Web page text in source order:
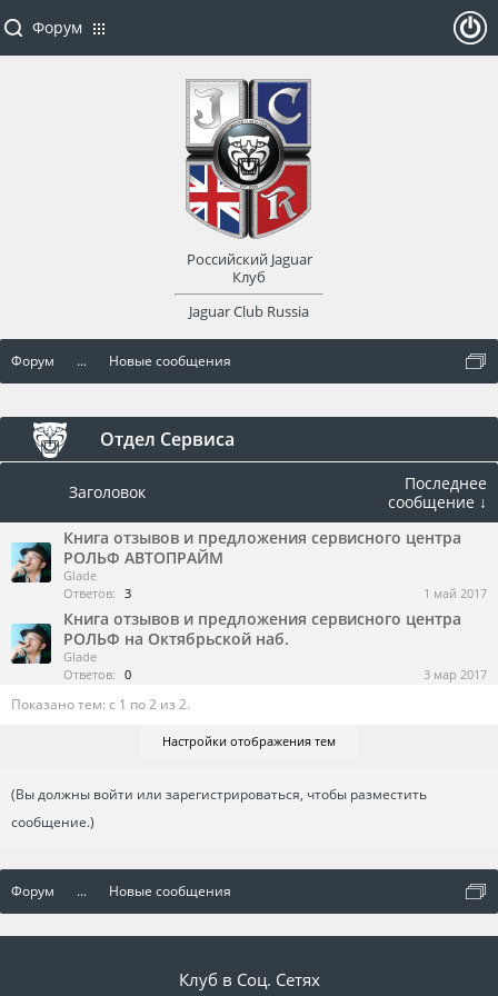
Форум ... Новые сообщения
Отдел Сервиса
Заголовок
Последнее
сообщение ↓
Книга отзывов и предложения сервисного центра
РОЛЬФ АВТОПРАЙМ
Glade
Ответов: 3 1 май 2017
Книга отзывов и предложения сервисного центра
РОЛЬФ на Октябрьской наб.
Glade
Ответов: 0 3 мар 2017
Показано тем: с 1 по 2 из 2.
Настройки отображения тем
(Вы должны войти или зарегистрироваться, чтобы разместить
сообщение.)
Форум ... Новые сообщения
Форум
Российский Jaguar
Клуб
Jaguar Club Russia
оват
Клуб в Соц. Сетях